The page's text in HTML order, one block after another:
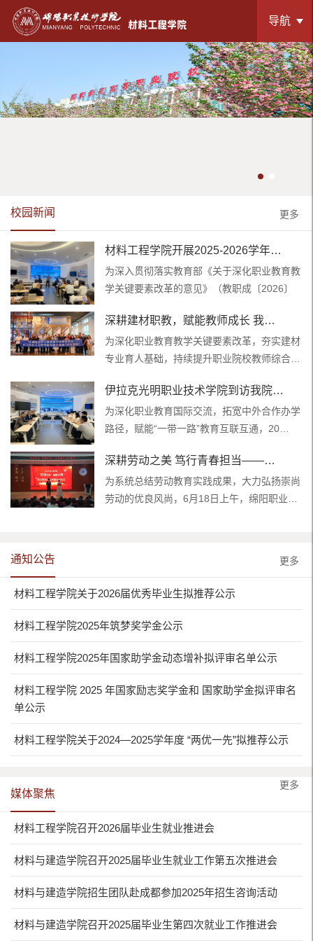
导航
校园新闻 更多
材料工程学院开展2025-2026学年…
为深入贯彻落实教育部《关于深化职业教育教
学关键要素改革的意见》（教职成〔2026〕
深耕建材职教，赋能教师成长 我…
为深化职业教育教学关键要素改革，夯实建材
专业育人基础，持续提升职业院校教师综合…
伊拉克光明职业技术学院到访我院…
为深化职业教育国际交流，拓宽中外合作办学
路径，赋能“一带一路”教育互联互通，20…
深耕劳动之美 笃行青春担当——…
为系统总结劳动教育实践成果，大力弘扬崇尚
劳动的优良风尚，6月18日上午，绵阳职业…
通知公告 更多
材料工程学院关于2026届优秀毕业生拟推荐公示
材料工程学院2025年筑梦奖学金公示
材料工程学院2025年国家助学金动态增补拟评审名单公示
材料工程学院 2025 年国家励志奖学金和 国家助学金拟评审名
单公示
材料工程学院关于2024—2025学年度 “两优一先”拟推荐公示
媒体聚焦
更多
材料工程学院召开2026届毕业生就业推进会
材料与建造学院召开2025届毕业生就业工作第五次推进会
材料与建造学院招生团队赴成都参加2025年招生咨询活动
材料与建造学院召开2025届毕业生第四次就业工作推进会